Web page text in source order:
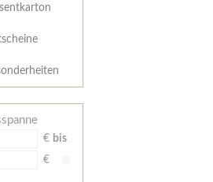
€ bis
€